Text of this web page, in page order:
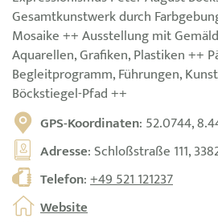
Gesamtkunstwerk durch
Mosaike ++ Ausstellung mit
Aquarellen, Grafiken, Plastiken ++
Begleitprogramm, Führungen,
Böckstiegel-Pfad ++
GPS-Koordinaten: 52.0744,
Adresse: Schloßstraße 111,
Telefon:+49 521 121237
Website